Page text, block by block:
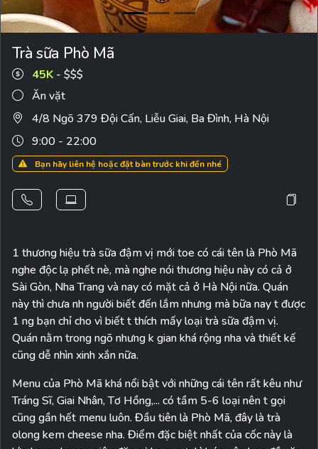
Trà sữa Phò Mã
45K - $$$
Ăn vặt
4/8 Ngõ 379 Đội Cấn, Liễu Giai, Ba Đình, Hà Nội
9:00 - 22:00
Bạn hãy liên hệ hoặc đặt bàn trước khi đến nhé
1 thương hiệu trà sữa đậm vị mới toe có cái tên là Phò Mã
nghe độc lạ phết nè, mà nghe nói thương hiệu này có cả ở
Sài Gòn, Nha Trang và nay có mặt cả ở Hà Nội nữa. Quán
này thì chưa nh người biết đến lắm nhưng mà bữa nay t được
1 ng bạn chỉ cho vì biết t thích mấy loại trà sữa đậm vị.
Quán nằm trong ngõ nhưng k gian khá rộng nha và thiết kế
cũng dễ nhìn xinh xắn nữa.
Menu của Phò Mã khá nổi bật với những cái tên rất kêu như
Tráng Sĩ, Giai Nhân, Tơ Hồng,... có tầm 5-6 loại nên t gọi
cũng gần hết menu luôn. Đầu tiên là Phò Mã, đây là trà
olong kem cheese nha. Điểm đặc biệt nhất của cốc này là